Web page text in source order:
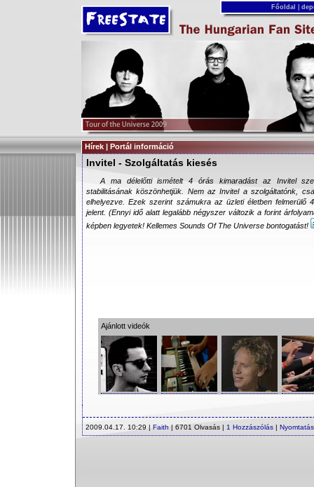
Főoldal
Hírek | Portál információ
Invitel - Szolgáltatás kiesés
A ma délelőtti ismételt 4 órás kimaradást az Invitel
stabilitásának köszönhetjük. Nem az Invitel a szolgáltatónk,
elhelyezve. Ezek szerint számukra az üzleti életben felmerülő
jelent. (Ennyi idő alatt legalább négyszer változik a forint
képben legyetek! Kellemes Sounds Of The Universe bontogatást!
Ajánlott videók
2009.04.17. 10:29 | Faith | 6701 Olvasás | 1 Hozzászólás | Nyomtatás